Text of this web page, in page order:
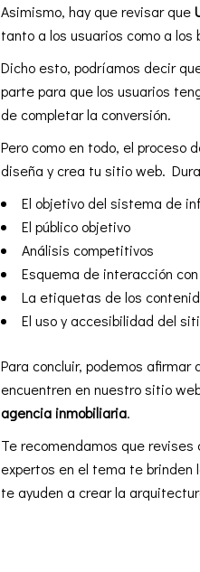
Asimismo, hay que revisar que
tanto a los usuarios como a los
Dicho esto, podríamos decir
parte para que los usuarios
de completar la conversión.
Pero como en todo, el proceso
diseña y crea tu sitio web.
El objetivo del sistema de
El público objetivo
Análisis competitivos
Esquema de interacción
La etiquetas de los
El uso y accesibilidad del
Para concluir, podemos
encuentren en nuestro sitio
agencia inmobiliaria.
Te recomendamos que
expertos en el tema te brinden
te ayuden a crear la